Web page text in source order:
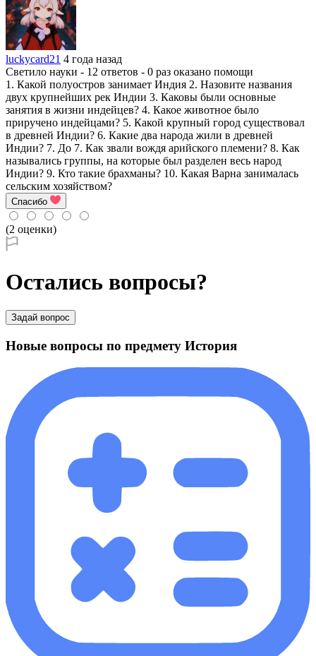
luckycard21 4 года назад
Светило науки - 12 ответов - 0 раз оказано помощи
1. Какой полуостров занимает Индия 2. Назовите названия
двух крупнейших рек Индии 3. Каковы были основные
занятия в жизни индейцев? 4. Какое животное было
приручено индейцами? 5. Какой крупный город существовал
в древней Индии? 6. Какие два народа жили в древней
Индии? 7. До 7. Как звали вождя арийского племени? 8. Как
назывались группы, на которые был разделен весь народ
Индии? 9. Кто такие брахманы? 10. Какая Варна занималась
сельским хозяйством?
Спасибо
(2 оценки)
Остались вопросы?
Задай вопрос
Новые вопросы по предмету История